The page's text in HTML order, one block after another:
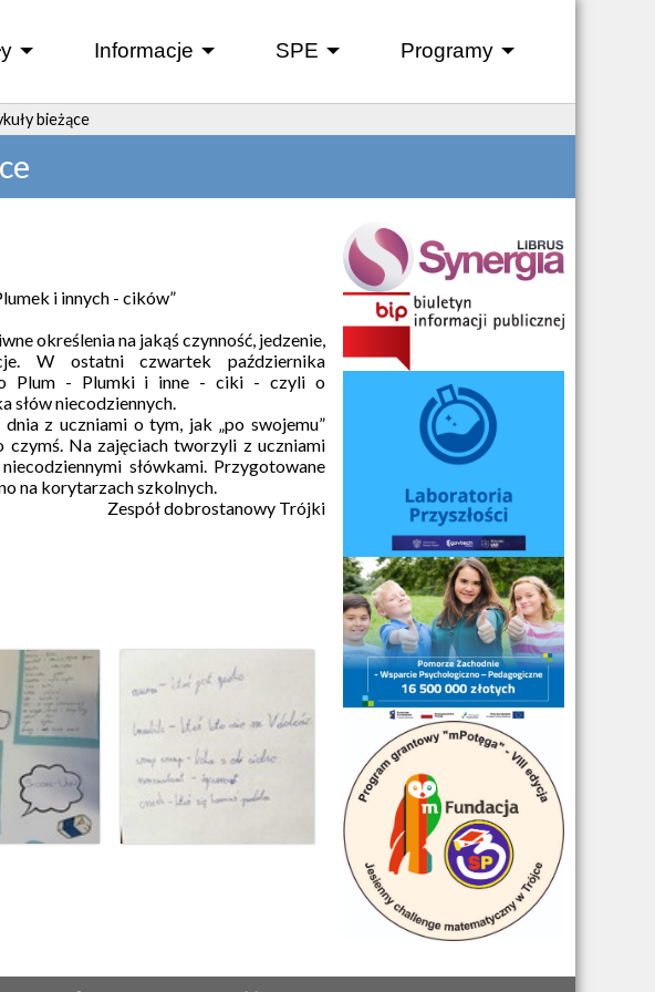
Informacje
SPE
Programy
bieżące
i innych - cików”
określenia na jakąś czynność, jedzenie,
W ostatni czwartek października
Plum - Plumki i inne - ciki - czyli o
słów niecodziennych.
z uczniami o tym, jak „po swojemu”
Na zajęciach tworzyli z uczniami
słówkami. Przygotowane
na korytarzach szkolnych.
Zespół dobrostanowy Trójki